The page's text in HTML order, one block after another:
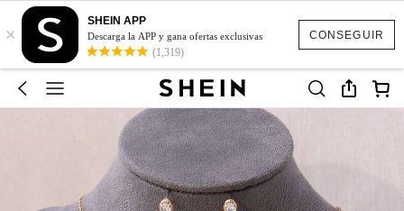
CONSEGUIR
×
SHEIN APP
Descarga la APP y gana ofertas exclusivas
(1,319)